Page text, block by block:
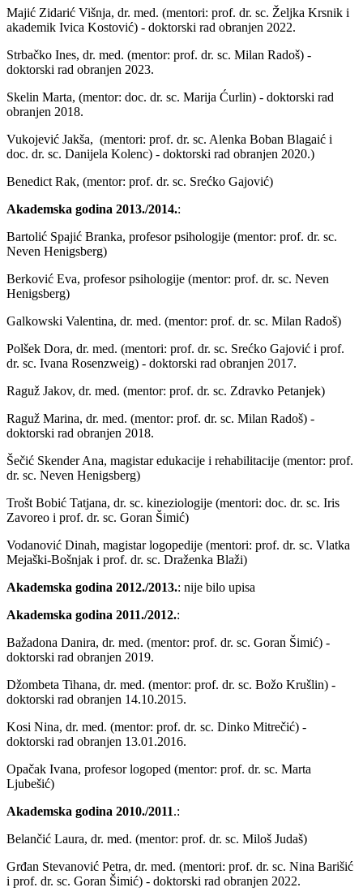
Majić Zidarić Višnja, dr. med. (mentori: prof. dr. sc. Željka Krsnik i
akademik Ivica Kostović) - doktorski rad obranjen 2022.
Strbačko Ines, dr. med. (mentor: prof. dr. sc. Milan Radoš) -
doktorski rad obranjen 2023.
Skelin Marta, (mentor: doc. dr. sc. Marija Ćurlin) - doktorski rad
obranjen 2018.
Vukojević Jakša, (mentori: prof. dr. sc. Alenka Boban Blagaić i
doc. dr. sc. Danijela Kolenc) - doktorski rad obranjen 2020.)
Benedict Rak, (mentor: prof. dr. sc. Srećko Gajović)
Akademska godina 2013./2014.:
Bartolić Spajić Branka, profesor psihologije (mentor: prof. dr. sc.
Neven Henigsberg)
Berković Eva, profesor psihologije (mentor: prof. dr. sc. Neven
Henigsberg)
Galkowski Valentina, dr. med. (mentor: prof. dr. sc. Milan Radoš)
Polšek Dora, dr. med. (mentori: prof. dr. sc. Srećko Gajović i prof.
dr. sc. Ivana Rosenzweig) - doktorski rad obranjen 2017.
Raguž Jakov, dr. med. (mentor: prof. dr. sc. Zdravko Petanjek)
Raguž Marina, dr. med. (mentor: prof. dr. sc. Milan Radoš) -
doktorski rad obranjen 2018.
Šečić Skender Ana, magistar edukacije i rehabilitacije (mentor: prof.
dr. sc. Neven Henigsberg)
Trošt Bobić Tatjana, dr. sc. kineziologije (mentori: doc. dr. sc. Iris
Zavoreo i prof. dr. sc. Goran Šimić)
Vodanović Dinah, magistar logopedije (mentori: prof. dr. sc. Vlatka
Mejaški-Bošnjak i prof. dr. sc. Draženka Blaži)
Akademska godina 2012./2013.: nije bilo upisa
Akademska godina 2011./2012.:
Bažadona Danira, dr. med. (mentor: prof. dr. sc. Goran Šimić) -
doktorski rad obranjen 2019.
Džombeta Tihana, dr. med. (mentor: prof. dr. sc. Božo Krušlin) -
doktorski rad obranjen 14.10.2015.
Kosi Nina, dr. med. (mentor: prof. dr. sc. Dinko Mitrečić) -
doktorski rad obranjen 13.01.2016.
Opačak Ivana, profesor logoped (mentor: prof. dr. sc. Marta
Ljubešić)
Akademska godina 2010./2011.:
Belančić Laura, dr. med. (mentor: prof. dr. sc. Miloš Judaš)
Grđan Stevanović Petra, dr. med. (mentori: prof. dr. sc. Nina Barišić
i prof. dr. sc. Goran Šimić) - doktorski rad obranjen 2022.